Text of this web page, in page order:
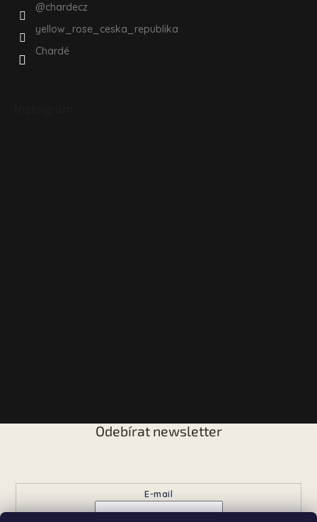
@chardecz
yellow_rose_ceska_republika
Chardé
Odebírat newsletter
E-mail